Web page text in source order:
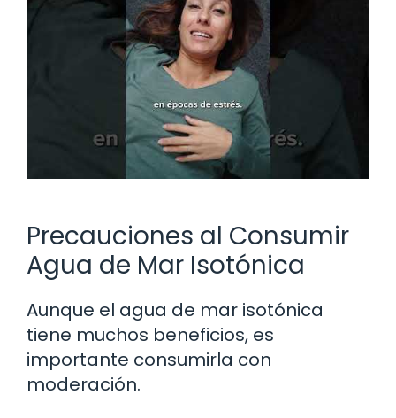
Precauciones al Consumir
Agua de Mar Isotónica
Aunque el agua de mar isotónica
tiene muchos beneficios, es
importante consumirla con
moderación.